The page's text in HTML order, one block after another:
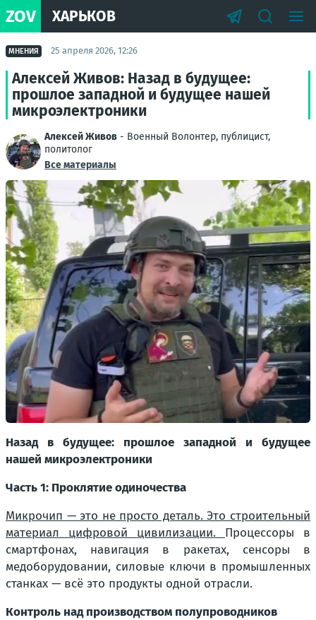
ZOV ХАРЬКОВ
МНЕНИЯ 25 апреля 2026, 12:26
Алексей Живов: Назад в будущее:
прошлое западной и будущее нашей
микроэлектроники
Алексей Живов - Военный Волонтер, публицист,
политолог
Все материалы
Назад в будущее: прошлое западной и будущее
нашей микроэлектроники
Часть 1: Проклятие одиночества
Микрочип — это не просто деталь. Это строительный
материал цифровой цивилизации. Процессоры в
смартфонах, навигация в ракетах, сенсоры в
медоборудовании, силовые ключи в промышленных
станках — всё это продукты одной отрасли.
Контроль над производством полупроводников